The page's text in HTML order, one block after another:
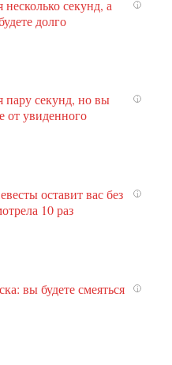
i
секунд, а
долго
i
пару секунд, но вы
от увиденного
i
оставит вас без
10 раз
i
вы будете смеяться